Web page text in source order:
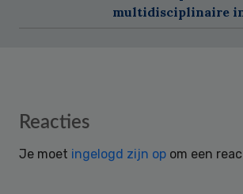
multidisciplinaire
Reader
Reacties
Je moet ingelogd zijn op om een